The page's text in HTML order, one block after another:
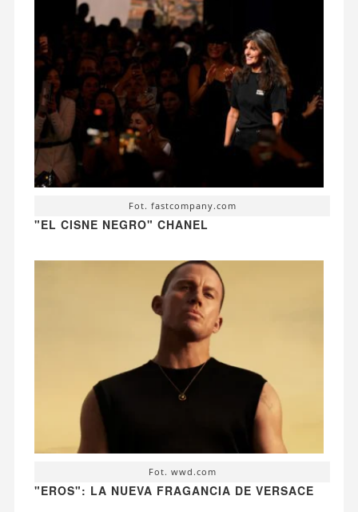
Fot. fastcompany.com
"EL CISNE NEGRO" CHANEL
Fot. wwd.com
"EROS": LA NUEVA FRAGANCIA DE VERSACE